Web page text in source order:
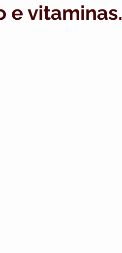
e vitaminas.